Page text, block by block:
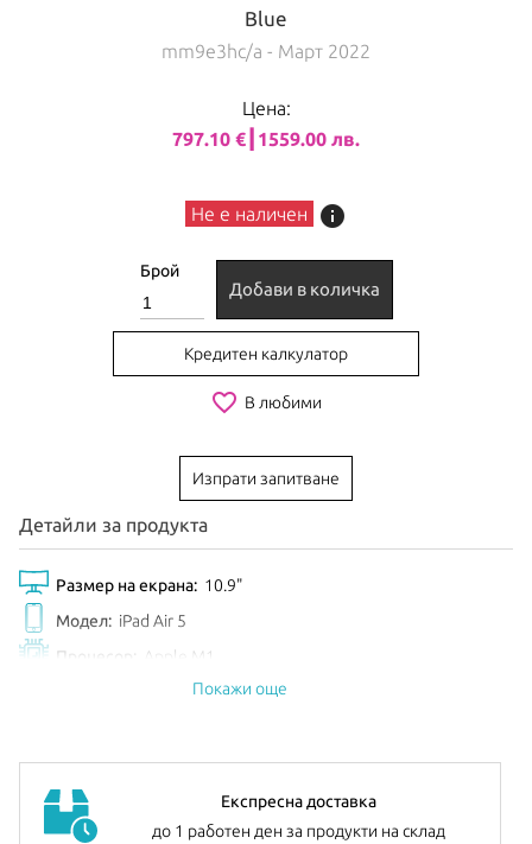
Blue
mm9e3hc/a - Март 2022
Цена:
797.10 €┃1559.00 лв.
Не е наличен info
Брой
Добави в количка
Кредитен калкулатор
favorite_border В любими
Изпрати запитване
Детайли за продукта
Размер на екрана: 10.9"
Модел: iPad Air 5
Процесор:
Apple M1
Анонсиран: Март 2022
Допълнителна информация: можете да намерите
Покажи още
Експресна доставка
до 1 работен ден за продукти на склад